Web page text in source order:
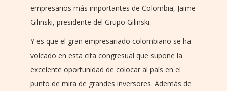
empresarios más importantes de Colombia, Jaime
Gilinski, presidente del Grupo Gilinski.
Y es que el gran empresariado colombiano se ha
volcado en esta cita congresual que supone la
excelente oportunidad de colocar al país en el
punto de mira de grandes inversores. Además de